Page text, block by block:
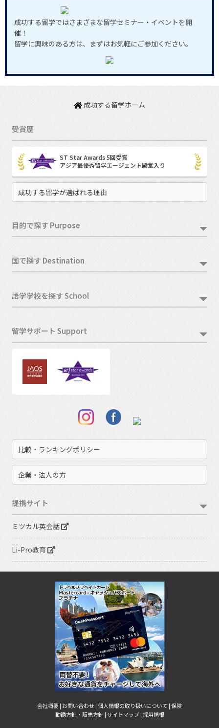
成功する留学ではさまざまな留学セミナー・イベントを開
催！
留学に興味のある方は、まずはお気軽にご参加ください。
成功する留学ホーム
受賞歴
ST Star Awards 5回受賞
アジア最優秀留学エージェント殿堂入り
成功する留学が選ばれる理由
目的で探す Purpose
国で探す Destination
語学学校を探す School
留学サポート Support
比較・ランキングポリシー
企業・法人の方
提携サイト
ミツカル英会話
Li-Pro教育
会社概要 | お問い合わせ |個人情報の取り扱いについて |保険
勧誘方針・販売方針 |サイトマップ |採用情報